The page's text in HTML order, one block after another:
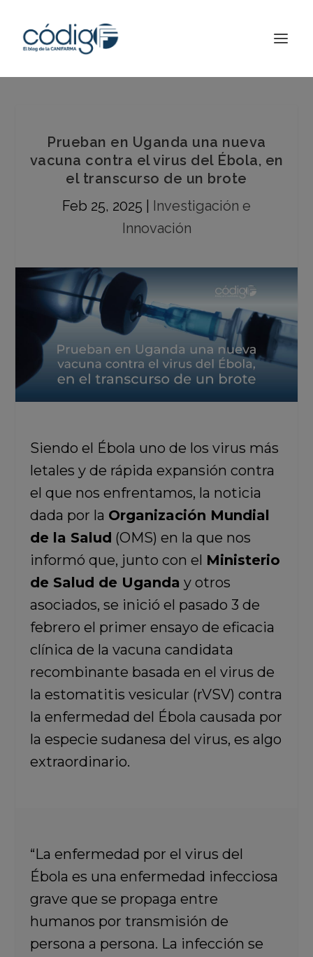
Prueban en Uganda una nueva
vacuna contra el virus del Ébola, en
el transcurso de un brote
Feb 25, 2025
Investigación e
Innovación
Siendo el Ébola uno de los virus más
letales y de rápida expansión contra
el que nos enfrentamos, la noticia
dada por la Organización Mundial
de la Salud (OMS) en la que nos
informó que, junto con el Ministerio
de Salud de Uganda y otros
asociados, se inició el pasado 3 de
febrero el primer ensayo de eficacia
clínica de la vacuna candidata
recombinante basada en el virus de
la estomatitis vesicular (rVSV) contra
la enfermedad del Ébola causada por
la especie sudanesa del virus, es algo
extraordinario.
“La enfermedad por el virus del
Ébola es una enfermedad infecciosa
grave que se propaga entre
humanos por transmisión de
persona a persona. La infección se